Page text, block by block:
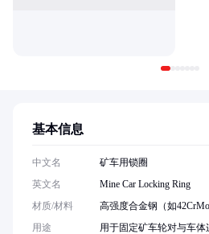
基本信息
中文名
矿车用锁圈
英文名
Mine Car Locking Ring
材质/材料
高强度合金钢（如42CrMo
用途
用于固定矿车轮对与车